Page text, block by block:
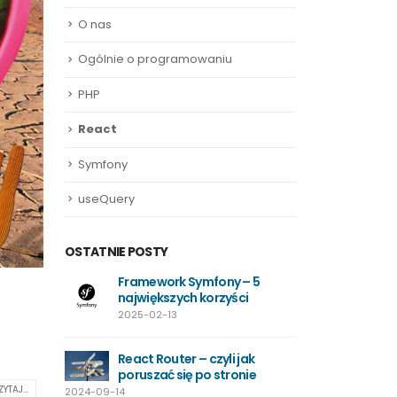
O nas
Ogólnie o programowaniu
PHP
React
Symfony
useQuery
OSTATNIE POSTY
Framework Symfony – 5
największych korzyści
2025-02-13
React Router – czyli jak
poruszać się po stronie
2024-09-14